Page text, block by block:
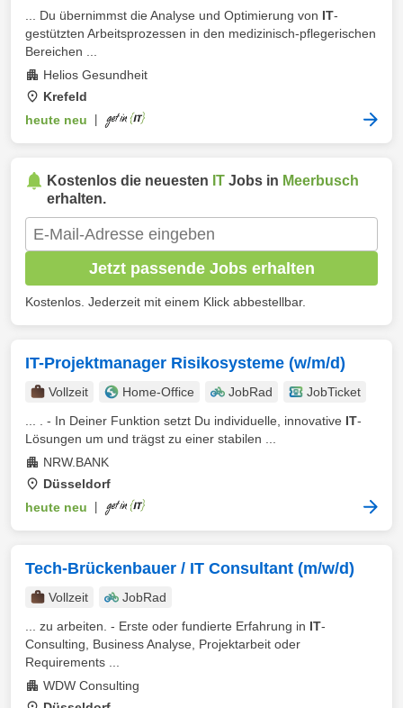
... Du übernimmst die Analyse und Optimierung von IT-
gestützten Arbeitsprozessen in den medizinisch-pflegerischen
Bereichen ...
Helios Gesundheit
Krefeld
heute neu
Kostenlos die neuesten IT Jobs in Meerbusch
erhalten.
Jetzt passende Jobs erhalten
Kostenlos. Jederzeit mit einem Klick abbestellbar.
IT-Projektmanager Risikosysteme (w/m/d)
Vollzeit Home-Office JobRad
JobTicket
... . - In Deiner Funktion setzt Du individuelle, innovative IT-
Lösungen um und trägst zu einer stabilen ...
NRW.BANK
Düsseldorf
heute neu
Tech-Brücken­bauer / IT Consultant (m/w/d)
Vollzeit
JobRad
... zu arbeiten. - Erste oder fundierte Erfahrung in IT-
Consulting, Business Analyse, Projektarbeit oder
Requirements ...
WDW Consulting